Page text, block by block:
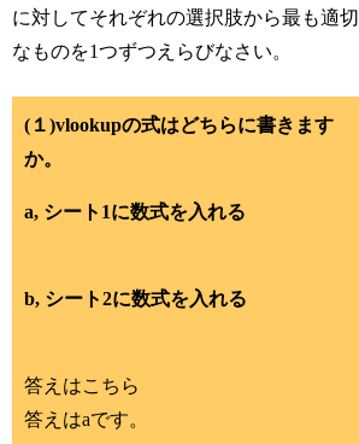
に対してそれぞれの選択肢から最も適切
なものを1つずつえらびなさい。
(１)vlookupの式はどちらに書きます
か。
a, シート1に数式を入れる
b, シート2に数式を入れる
答えはこちら
答えはaです。